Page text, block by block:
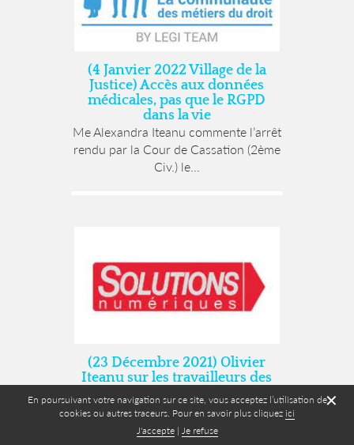
✕
En poursuivant votre navigation sur ce site, vous acceptez l’utilisation de
cookies ou autres traceurs. Pour en savoir plus cliquez ici
J'accepte| Je refuse
(4 Janvier 2022 Village de la
Justice) Accès aux données
médicales, pas que le RGPD
dans la vie
Me Alexandra Iteanu commente l’arrêt
rendu par la Cour de Cassation (2ème
Civ.) le...
(23 Décembre 2021) Olivier
Iteanu sur les travailleurs des
plateformes
Dans le magazine Solutions
Numériques, Olivier Iteanu est